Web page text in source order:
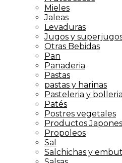
Mieles
Jaleas
Levaduras
Jugos y
Otras Bebidas
Pan
Panaderia
Pastas
pastas y harinas
Pasteleria y bolleria
Patés
Postres vegetales
Productos
Propoleos
Sal
Salchichas y